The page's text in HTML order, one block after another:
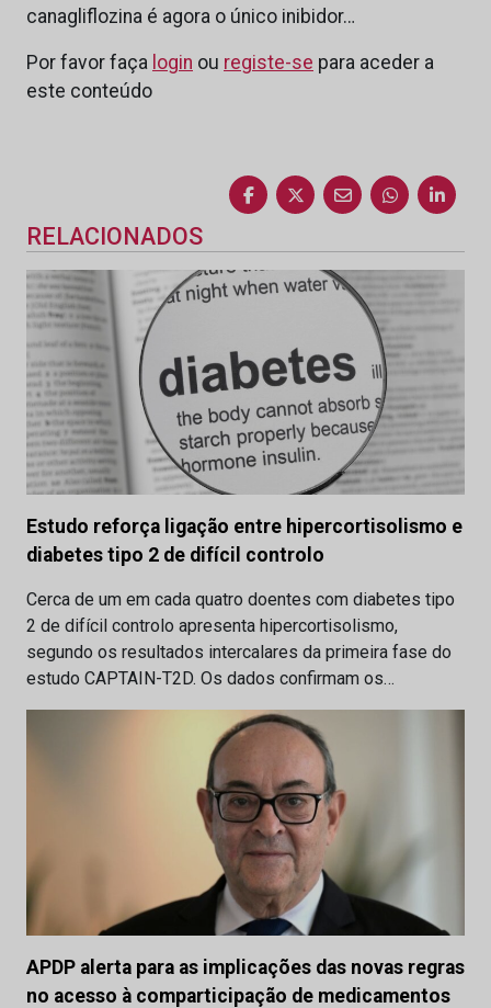
canagliflozina é agora o único inibidor…
Por favor faça login ou registe-se para aceder a
este conteúdo
RELACIONADOS
Estudo reforça ligação entre hipercortisolismo e
diabetes tipo 2 de difícil controlo
Cerca de um em cada quatro doentes com diabetes tipo
2 de difícil controlo apresenta hipercortisolismo,
segundo os resultados intercalares da primeira fase do
estudo CAPTAIN-T2D. Os dados confirmam os…
APDP alerta para as implicações das novas regras
no acesso à comparticipação de medicamentos